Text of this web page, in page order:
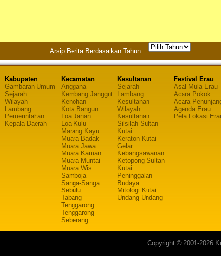
Arsip Berita Berdasarkan Tahun :
Kabupaten
Gambaran Umum
Sejarah
Wilayah
Lambang
Pemerintahan
Kepala Daerah
Kecamatan
Anggana
Kembang Janggut
Kenohan
Kota Bangun
Loa Janan
Loa Kulu
Marang Kayu
Muara Badak
Muara Jawa
Muara Kaman
Muara Muntai
Muara Wis
Samboja
Sanga-Sanga
Sebulu
Tabang
Tenggarong
Tenggarong
Seberang
Kesultanan
Sejarah
Lambang
Kesultanan
Wilayah
Kesultanan
Silsilah Sultan
Kutai
Keraton Kutai
Gelar
Kebangsawanan
Ketopong Sultan
Kutai
Peninggalan
Budaya
Mitologi Kutai
Undang Undang
Festival Erau
Asal Mula Erau
Acara Pokok
Acara
Agenda Erau
Peta Lokasi
Copyright © 2001-2026